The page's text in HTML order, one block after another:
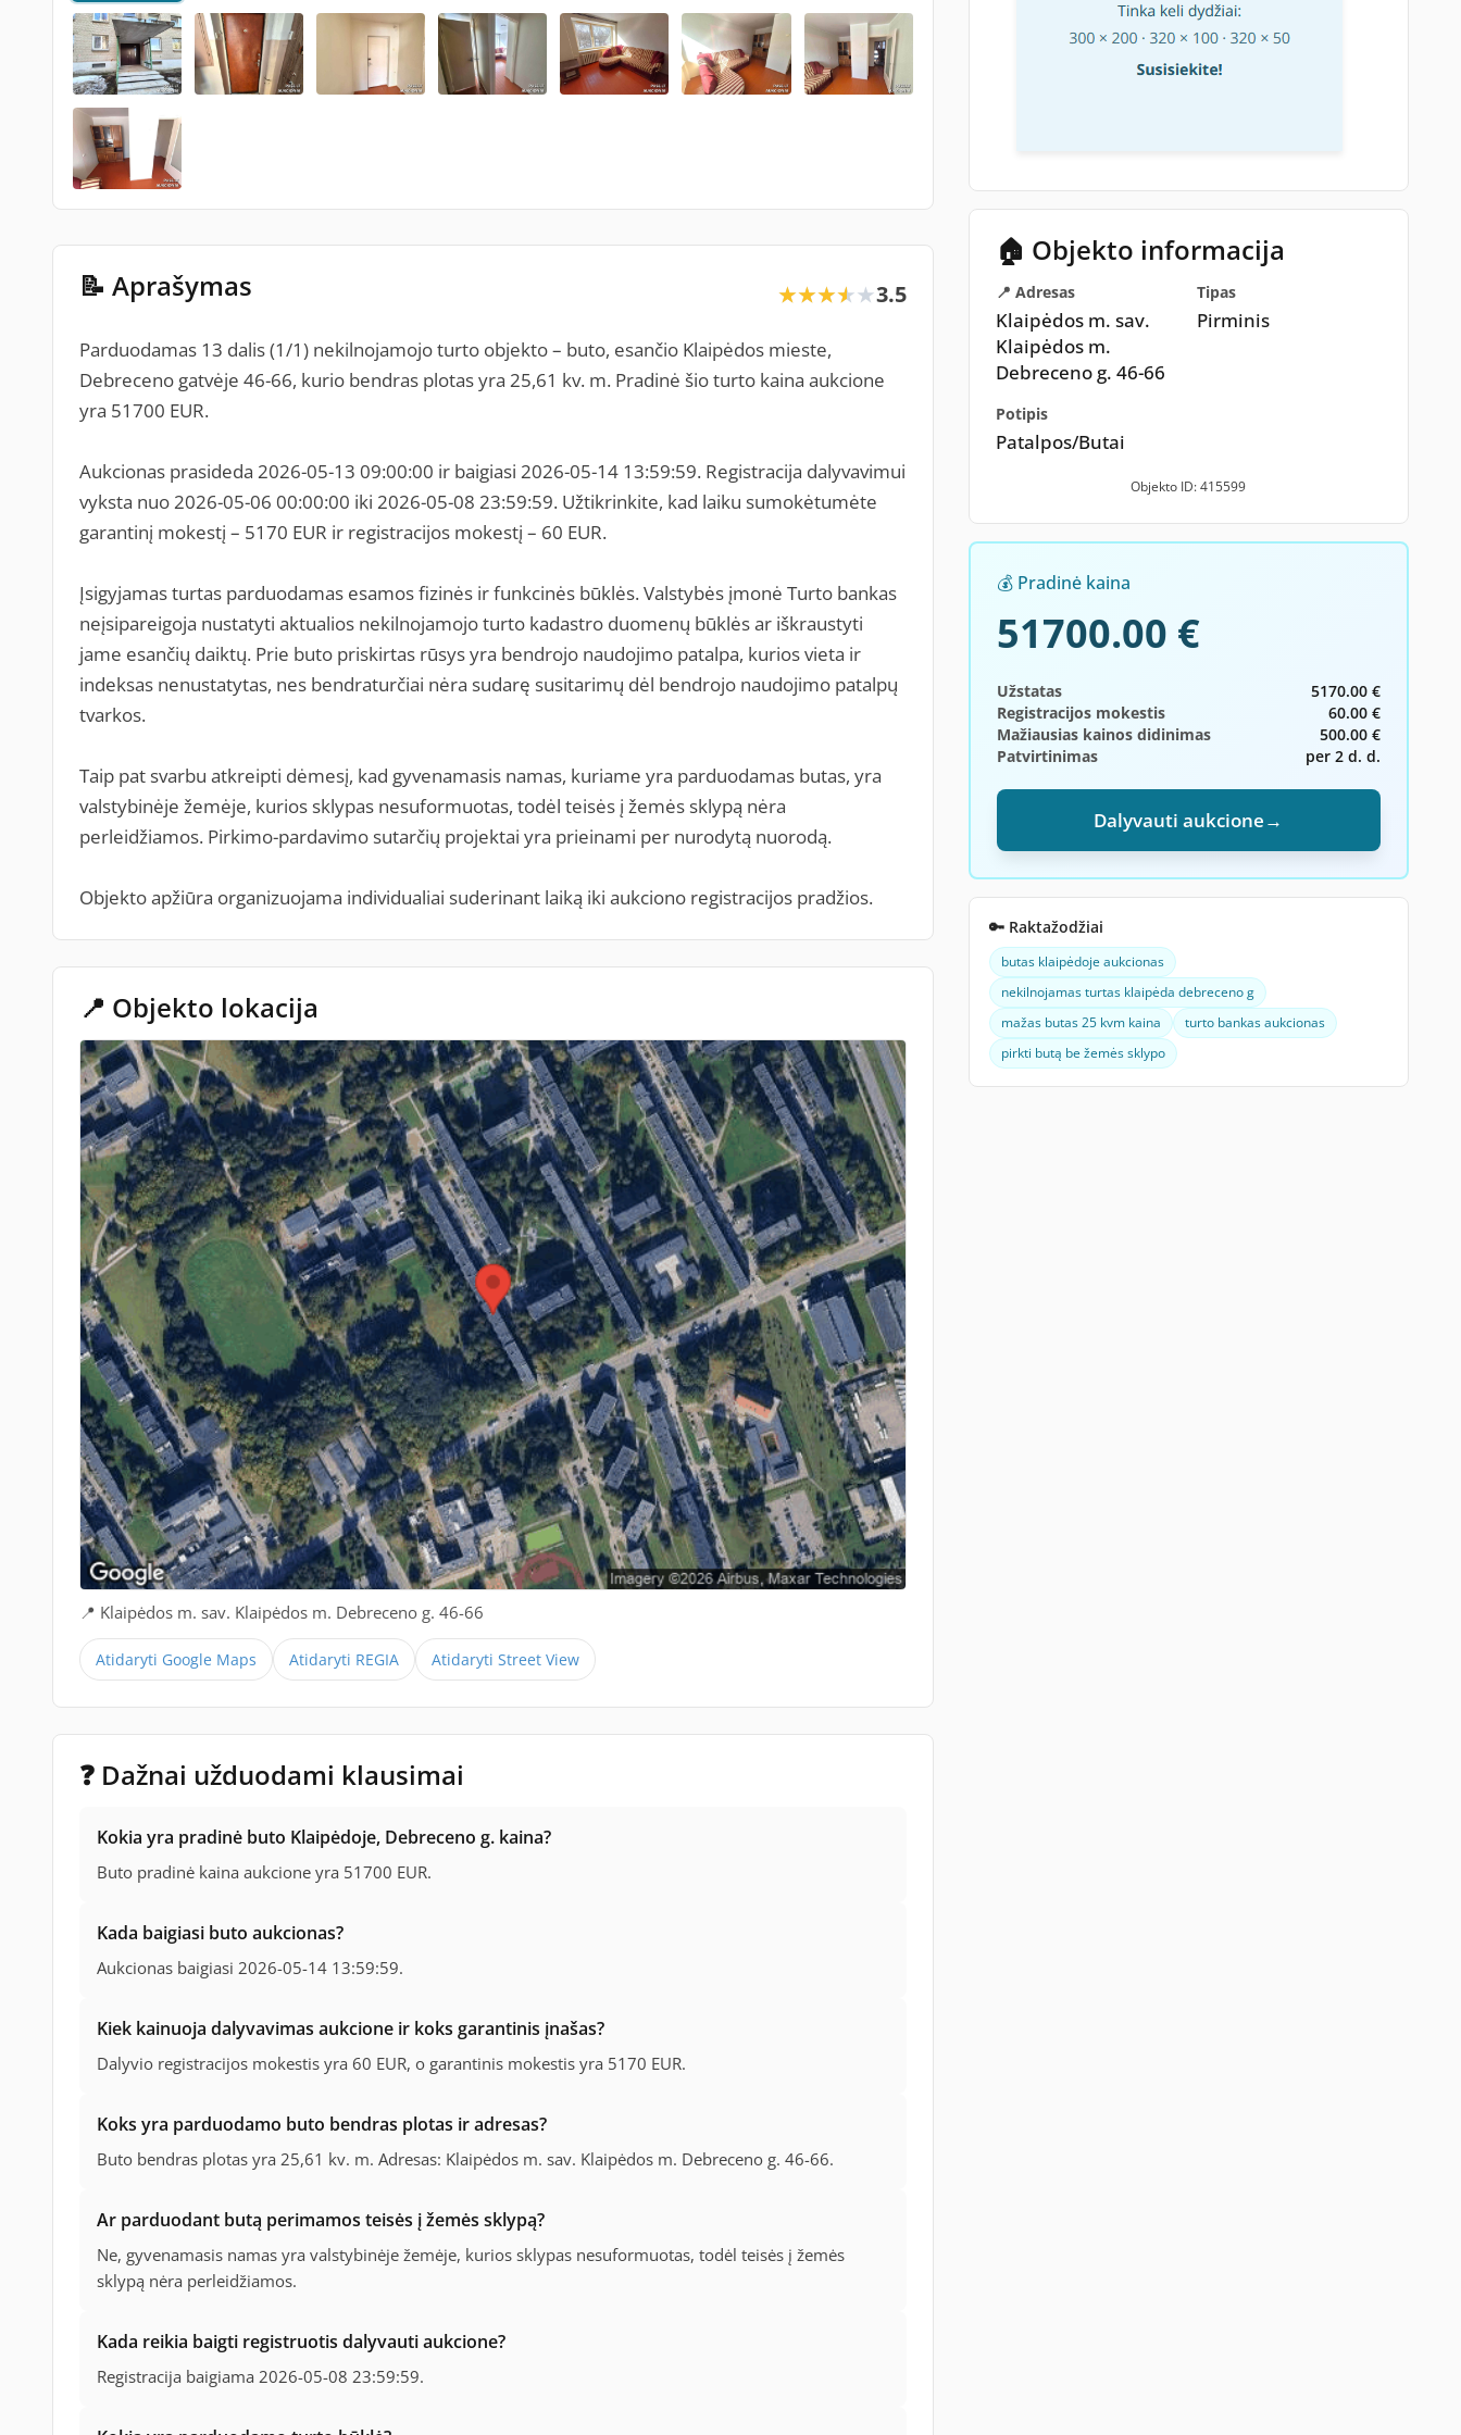
📝 Aprašymas ★★★★★
★★★★★3.5
Parduodamas 13 dalis (1/1) nekilnojamojo turto objekto – buto, esančio Klaipėdos mieste,
Debreceno gatvėje 46-66, kurio bendras plotas yra 25,61 kv. m. Pradinė šio turto kaina aukcione
yra 51700 EUR.
Aukcionas prasideda 2026-05-13 09:00:00 ir baigiasi 2026-05-14 13:59:59. Registracija dalyvavimui
vyksta nuo 2026-05-06 00:00:00 iki 2026-05-08 23:59:59. Užtikrinkite, kad laiku sumokėtumėte
garantinį mokestį – 5170 EUR ir registracijos mokestį – 60 EUR.
Įsigyjamas turtas parduodamas esamos fizinės ir funkcinės būklės. Valstybės įmonė Turto bankas
neįsipareigoja nustatyti aktualios nekilnojamojo turto kadastro duomenų būklės ar iškraustyti
jame esančių daiktų. Prie buto priskirtas rūsys yra bendrojo naudojimo patalpa, kurios vieta ir
indeksas nenustatytas, nes bendraturčiai nėra sudarę susitarimų dėl bendrojo naudojimo patalpų
tvarkos.
Taip pat svarbu atkreipti dėmesį, kad gyvenamasis namas, kuriame yra parduodamas butas, yra
valstybinėje žemėje, kurios sklypas nesuformuotas, todėl teisės į žemės sklypą nėra
perleidžiamos. Pirkimo-pardavimo sutarčių projektai yra prieinami per nurodytą nuorodą.
Objekto apžiūra organizuojama individualiai suderinant laiką iki aukciono registracijos pradžios.
📍 Objekto lokacija
📍 Klaipėdos m. sav. Klaipėdos m. Debreceno g. 46-66
Atidaryti Google Maps Atidaryti REGIA Atidaryti Street View
❓ Dažnai užduodami klausimai
Kokia yra pradinė buto Klaipėdoje, Debreceno g. kaina?
Buto pradinė kaina aukcione yra 51700 EUR.
Kada baigiasi buto aukcionas?
Aukcionas baigiasi 2026-05-14 13:59:59.
Kiek kainuoja dalyvavimas aukcione ir koks garantinis įnašas?
Dalyvio registracijos mokestis yra 60 EUR, o garantinis mokestis yra 5170 EUR.
Koks yra parduodamo buto bendras plotas ir adresas?
Buto bendras plotas yra 25,61 kv. m. Adresas: Klaipėdos m. sav. Klaipėdos m. Debreceno g. 46-66.
Ar parduodant butą perimamos teisės į žemės sklypą?
Ne, gyvenamasis namas yra valstybinėje žemėje, kurios sklypas nesuformuotas, todėl teisės į žemės
sklypą nėra perleidžiamos.
Kada reikia baigti registruotis dalyvauti aukcione?
Registracija baigiama 2026-05-08 23:59:59.
🏠 Objekto informacija
📍 Adresas
Klaipėdos m. sav.
Klaipėdos m.
Debreceno g. 46-66
Tipas
Pirminis
Potipis
Patalpos/Butai
Objekto ID: 415599
💰 Pradinė kaina
51700.00 €
Užstatas
5170.00 €
Registracijos mokestis
60.00 €
Mažiausias kainos didinimas
500.00 €
Patvirtinimas
per 2 d. d.
Dalyvauti aukcione→
🔑 Raktažodžiai
butas klaipėdoje aukcionas
nekilnojamas turtas klaipėda debreceno g
mažas butas 25 kvm kaina
turto bankas aukcionas
pirkti butą be žemės sklypo